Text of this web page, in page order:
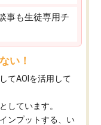
事も生徒専用チ
い！
てAOIを活用して
しています。
ンプットする、い